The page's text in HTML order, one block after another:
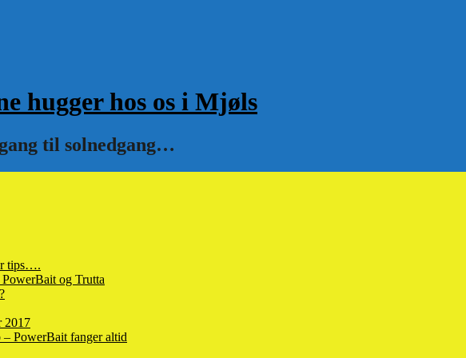
hugger hos os i Mjøls
til solnedgang…
tips….
og Trutta
2017
PowerBait fanger altid